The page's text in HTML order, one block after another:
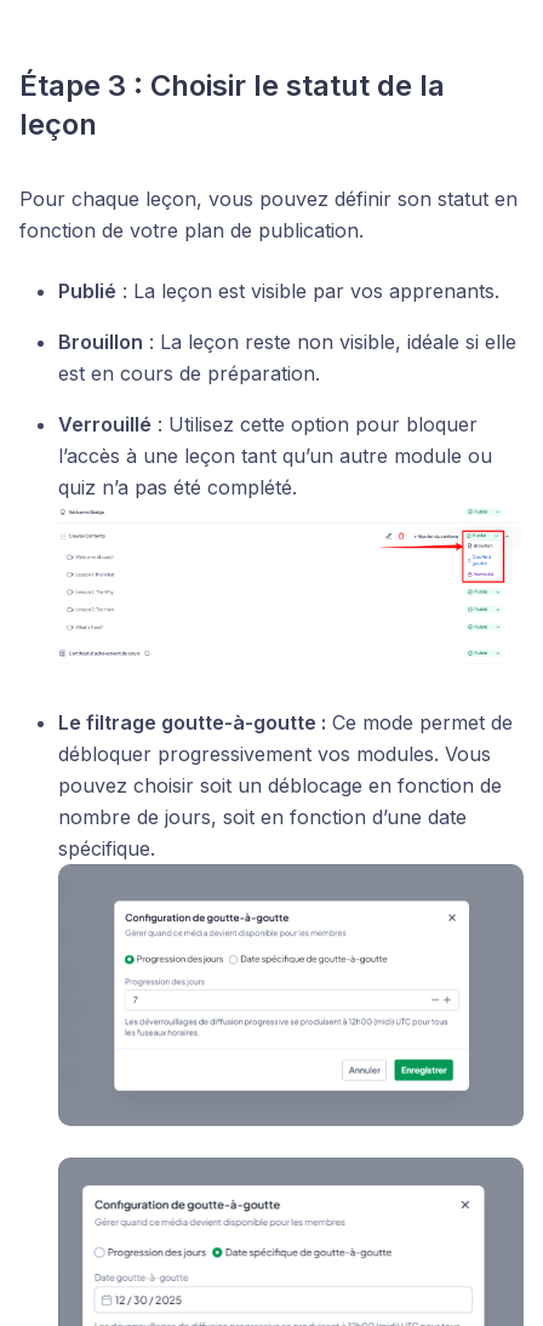
Étape 3 : Choisir le statut de la
leçon
Pour chaque leçon, vous pouvez définir son statut en
fonction de votre plan de publication.
Publié : La leçon est visible par vos apprenants.
Brouillon : La leçon reste non visible, idéale si elle
est en cours de préparation.
Verrouillé : Utilisez cette option pour bloquer
l’accès à une leçon tant qu’un autre module ou
quiz n’a pas été complété.
Le filtrage goutte-à-goutte : Ce mode permet de
débloquer progressivement vos modules. Vous
pouvez choisir soit un déblocage en fonction de
nombre de jours, soit en fonction d’une date
spécifique.